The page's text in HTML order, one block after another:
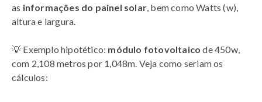
as informações do painel solar, bem como Watts (w),
altura e largura.
💡 Exemplo hipotético: módulo fotovoltaico de 450w,
com 2,108 metros por 1,048m. Veja como seriam os
cálculos: